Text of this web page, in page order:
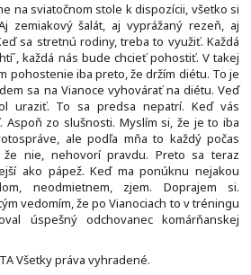
na sviatočnom stole k dispozícii, všetko si
zemiakový šalát, aj vyprážaný rezeň, aj
sa stretnú rodiny, treba to využiť. Každá
každá nás bude chcieť pohostiť. V takej
pohostenie iba preto, že držím diétu. To je
sa na Vianoce vyhovárať na diétu. Veď
uraziť. To sa predsa nepatrí. Keď vás
zo slušnosti. Myslím si, že je to iba
ale podľa mňa to každý počas
že nie, nehovorí pravdu. Preto sa teraz
ako pápež. Keď ma ponúknu nejakou
neodmietnem, zjem. Doprajem si.
vedomím, že po Vianociach to v tréningu
úspešný odchovanec komárňanskej
Všetky práva vyhradené.